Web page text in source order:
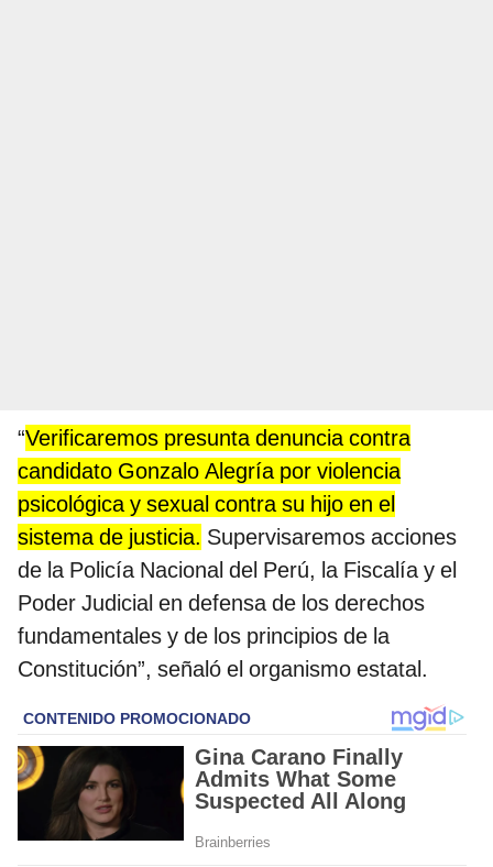
“Verificaremos presunta denuncia contra
candidato Gonzalo Alegría por violencia
psicológica y sexual contra su hijo en el
sistema de justicia. Supervisaremos acciones
de la Policía Nacional del Perú, la Fiscalía y el
Poder Judicial en defensa de los derechos
fundamentales y de los principios de la
Constitución”, señaló el organismo estatal.